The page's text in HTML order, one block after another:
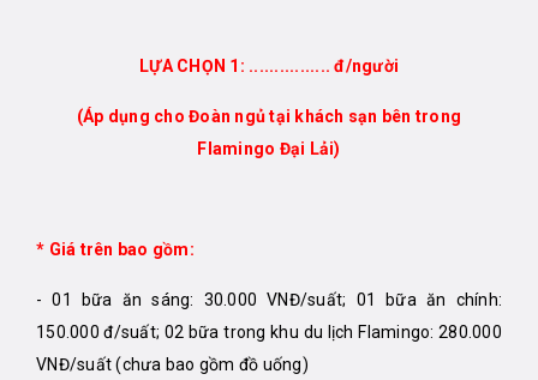
LỰA CHỌN 1: ................ đ/người
(Áp dụng cho Đoàn ngủ tại khách sạn bên trong
Flamingo Đại Lải)
* Giá trên bao gồm:
- 01 bữa ăn sáng: 30.000 VNĐ/suất; 01 bữa ăn chính:
150.000 đ/suất; 02 bữa trong khu du lịch Flamingo: 280.000
VNĐ/suất (chưa bao gồm đồ uống)